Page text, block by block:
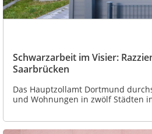
Schwarzarbeit im Visier:
Saarbrücken
Das Hauptzollamt Dortmund
und Wohnungen in zwölf Städten